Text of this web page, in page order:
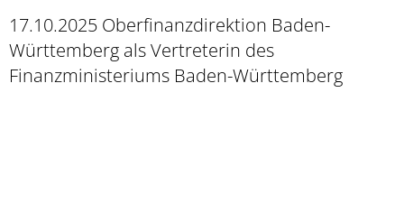
17.10.2025 Oberfinanzdirektion Baden-
Württemberg als Vertreterin des
Finanzministeriums Baden-Württemberg